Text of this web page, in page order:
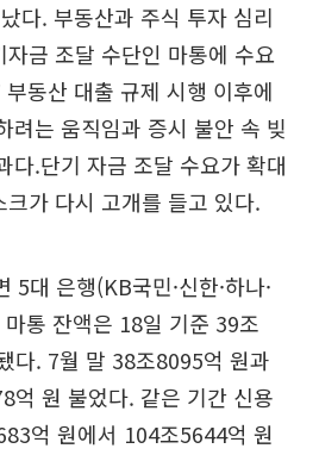
다. 부동산과 주식 투자 심리
금 조달 수단인 마통에 수요
동산 대출 규제 시행 이후에
려는 움직임과 증시 불안 속 빚
다.단기 자금 조달 수요가 확대
가 다시 고개를 들고 있다.
5대 은행(KB국민·신한·하나·
통 잔액은 18일 기준 39조
다. 7월 말 38조8095억 원과
억 원 불었다. 같은 기간 신용
억 원에서 104조5644억 원